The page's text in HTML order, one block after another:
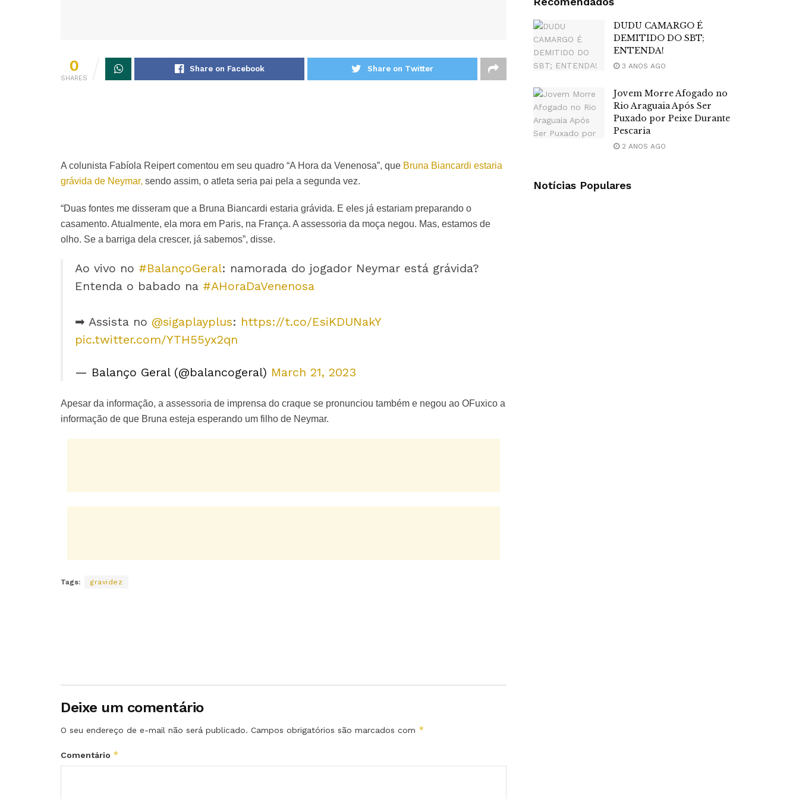
0
SHARES
Share on Facebook Share on Twitter
A colunista Fabíola Reipert comentou em seu quadro “A Hora da Venenosa”, que Bruna Biancardi estaria
grávida de Neymar, sendo assim, o atleta seria pai pela a segunda vez.
“Duas fontes me disseram que a Bruna Biancardi estaria grávida. E eles já estariam preparando o
casamento. Atualmente, ela mora em Paris, na França. A assessoria da moça negou. Mas, estamos de
olho. Se a barriga dela crescer, já sabemos”, disse.
Ao vivo no #BalançoGeral: namorada do jogador Neymar está grávida?
Entenda o babado na #AHoraDaVenenosa
➡ Assista no @sigaplayplus: https://t.co/EsiKDUNakY
pic.twitter.com/YTH55yx2qn
— Balanço Geral (@balancogeral) March 21, 2023
Apesar da informação, a assessoria de imprensa do craque se pronunciou também e negou ao OFuxico a
informação de que Bruna esteja esperando um filho de Neymar.
Tags: gravidez
Deixe um comentário
O seu endereço de e-mail não será publicado. Campos obrigatórios são marcados com *
Comentário *
DUDU CAMARGO É
DEMITIDO DO SBT;
ENTENDA!
3 ANOS AGO
Jovem Morre Afogado no
Rio Araguaia Após Ser
Puxado por Peixe Durante
Pescaria
2 ANOS AGO
Notícias Populares